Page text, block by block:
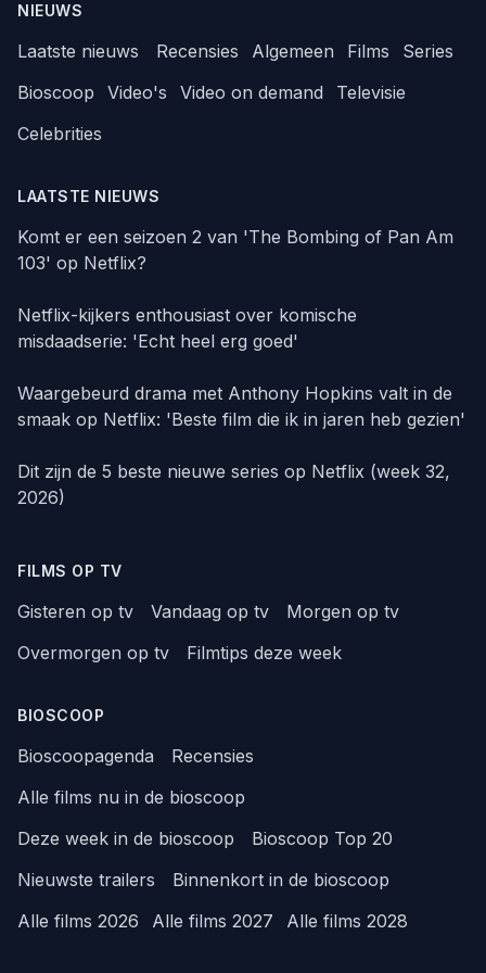
NIEUWS
Laatste nieuws Recensies Algemeen Films
Series
Bioscoop
Video's Video on demand
Televisie
Celebrities
LAATSTE NIEUWS
Komt er een seizoen 2 van 'The Bombing of Pan Am
103' op Netflix?
Netflix-kijkers enthousiast over komische
misdaadserie: 'Echt heel erg goed'
Waargebeurd drama met Anthony Hopkins valt in de
smaak op Netflix: 'Beste film die ik in jaren heb gezien'
Dit zijn de 5 beste nieuwe series op Netflix (week 32,
2026)
FILMS OP TV
Gisteren op tv Vandaag op tv
Morgen op tv
Overmorgen op tv
Filmtips deze week
BIOSCOOP
Bioscoopagenda
Recensies
Alle films nu in de bioscoop
Deze week in de bioscoop
Bioscoop Top 20
Nieuwste trailers
Binnenkort in de bioscoop
Alle films 2026
Alle films 2027 Alle films 2028